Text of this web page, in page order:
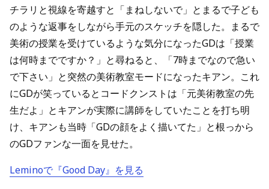
チラリと視線を寄越すと「まねしないで」とまるで子ども
のような返事をしながら手元のスケッチを隠した。まるで
美術の授業を受けているような気分になったGDは「授業
は何時までですか？」と尋ねると、「7時までなので急い
で下さい」と突然の美術教室モードになったキアン。これ
にGDが笑っているとコードクンストは「元美術教室の先
生だよ」とキアンが実際に講師をしていたことを打ち明
け、キアンも当時「GDの顔をよく描いてた」と根っから
のGDファンな一面を見せた。
Leminoで『Good Day』を見る